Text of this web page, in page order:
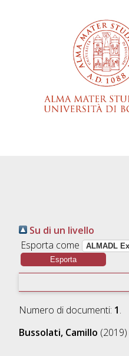
Su di un livello
Esporta come
Numero di documenti: 1.
Bussolati, Camillo (2019)